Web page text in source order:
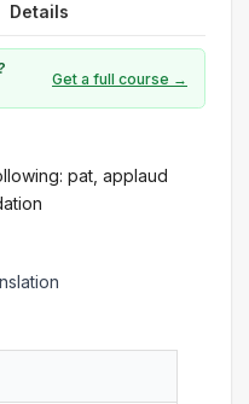
Details
Get a full course →
pat, applaud